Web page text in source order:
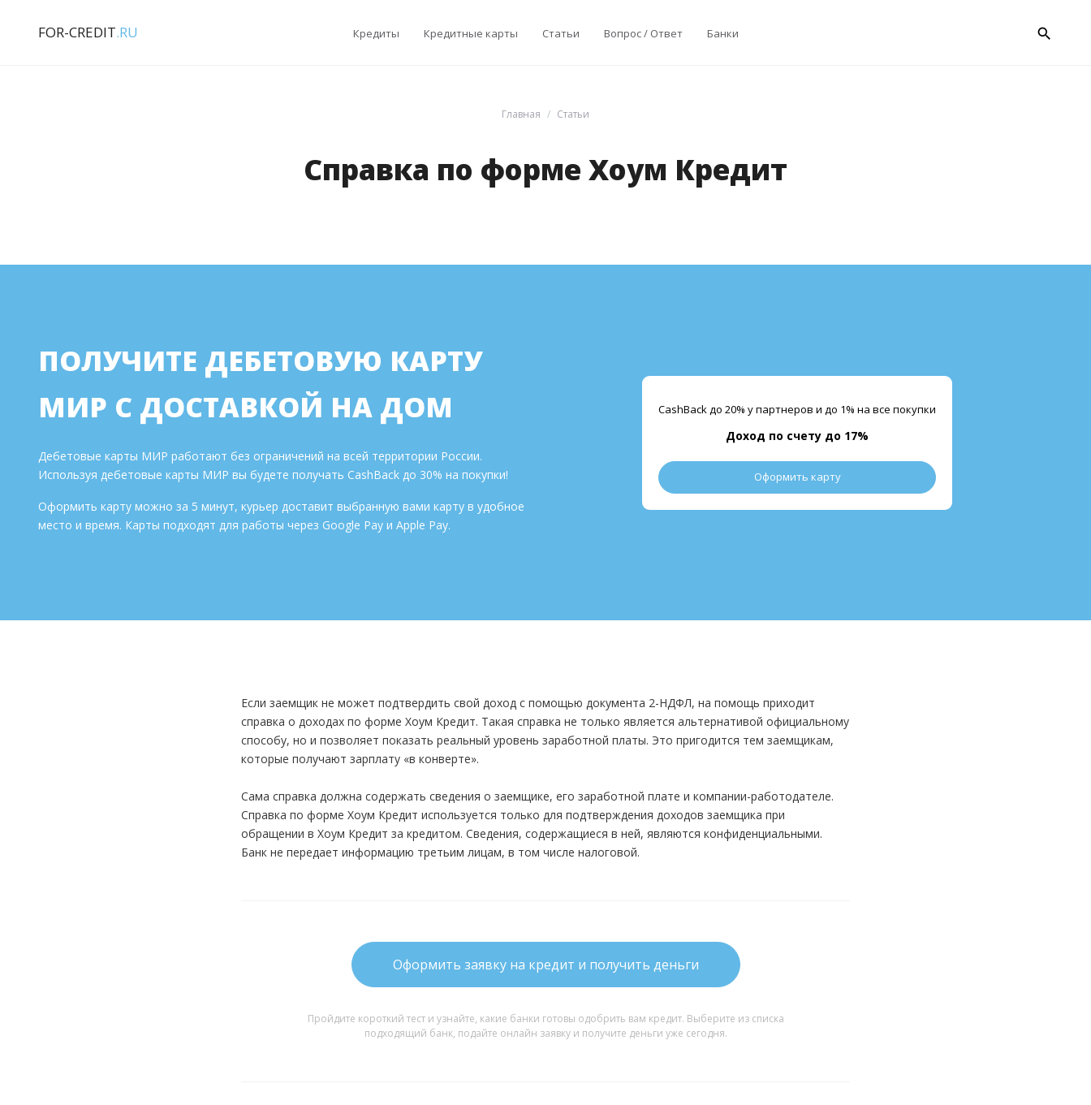
FOR-CREDIT.RU Кредиты Кредитные карты Статьи Вопрос / Ответ Банки search
Главная Статьи
Справка по форме Хоум Кредит
ПОЛУЧИТЕ ДЕБЕТОВУЮ КАРТУ
МИР С ДОСТАВКОЙ НА ДОМ
Дебетовые карты МИР работают без ограничений на всей территории России.
Используя дебетовые карты МИР вы будете получать CashBack до 30% на покупки!
Оформить карту можно за 5 минут, курьер доставит выбранную вами карту в удобное
место и время. Карты подходят для работы через Google Pay и Apple Pay.
CashBack до 20% у партнеров и до 1% на все покупки
Доход по счету до 17%
Оформить карту
Если заемщик не может подтвердить свой доход с помощью документа 2-НДФЛ, на помощь приходит
справка о доходах по форме Хоум Кредит. Такая справка не только является альтернативой официальному
способу, но и позволяет показать реальный уровень заработной платы. Это пригодится тем заемщикам,
которые получают зарплату «в конверте».
Сама справка должна содержать сведения о заемщике, его заработной плате и компании-работодателе.
Справка по форме Хоум Кредит используется только для подтверждения доходов заемщика при
обращении в Хоум Кредит за кредитом. Сведения, содержащиеся в ней, являются конфиденциальными.
Банк не передает информацию третьим лицам, в том числе налоговой.
Оформить заявку на кредит и получить деньги
Пройдите короткий тест и узнайте, какие банки готовы одобрить вам кредит. Выберите из списка
подходящий банк, подайте онлайн заявку и получите деньги уже сегодня.